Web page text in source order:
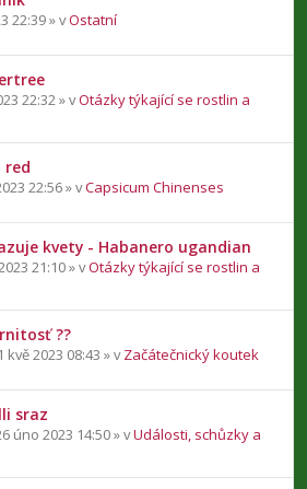
22:39 » vOstatní
22:32 » vOtázky týkající se rostlin a
red
22:56 » vCapsicum Chinenses
kvety - Habanero ugandian
21:10 » vOtázky týkající se rostlin a
??
kvě 2023 08:43 » vZačátečnický koutek
sraz
úno 2023 14:50 » vUdálosti, schůzky a